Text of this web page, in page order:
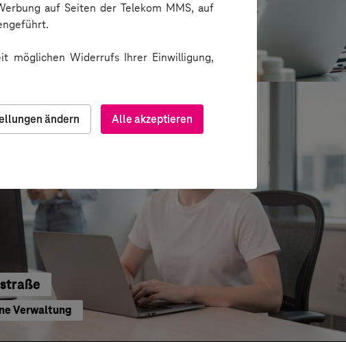
auf Seiten der Telekom MMS, auf
möglichen Widerrufs Ihrer Einwilligung,
Alle akzeptieren
ändern
über Messenger
Verwaltung